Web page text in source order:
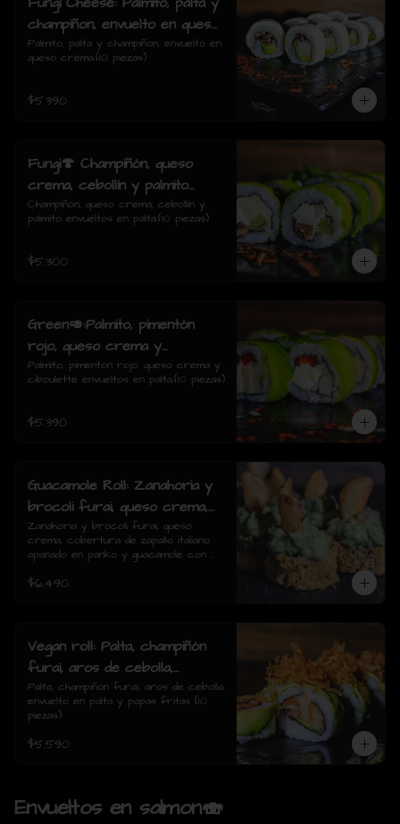
champiñon, envuelto en queso
crema.
Palmito, palta y champiñon, envuelto en
queso crema.(10 piezas)
$5.390
Fungi🍄 Champiñón, queso
crema, cebollín y palmito
envueltos en palta.
Champiñón, queso crema, cebollín y
palmito envueltos en palta.(10 piezas)
$5.300
Green🥑:Palmito, pimentón
rojo, queso crema y
ciboulette envueltos en palta.
Palmito, pimentón rojo, queso crema y
ciboulette envueltos en palta.(10 piezas)
$5.390
Guacamole Roll: Zanahoria y
brocoli furai, queso crema,
cobertura de zapallo italiano
apanado en panko y
(8 piezas)
Zanahoria y brocoli furai, queso
crema, cobertura de zapallo italiano
apanado en panko y guacamole con
$6.490
Vegan roll: Palta, champiñón
furai, aros de cebolla,
envuelto en palta y papas
fritas (10 piezas)
Palta, champiñón furai, aros de cebolla,
envuelto en palta y papas fritas (10
piezas)
$5.590
Envueltos en salmon🍣